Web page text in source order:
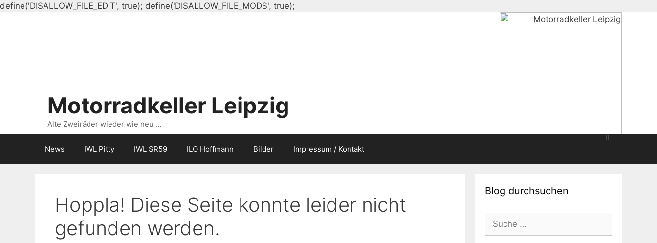
define('DISALLOW_FILE_EDIT', true); define('DISALLOW_FILE_MODS', true);
Motorradkeller Leipzig
Alte Zweiräder wieder wie neu …
News IWL Pitty IWL SR59 ILO Hoffmann Bilder Impressum / Kontakt
Hoppla! Diese Seite konnte leider nicht
gefunden werden.
Blog durchsuchen
Suche
nach: